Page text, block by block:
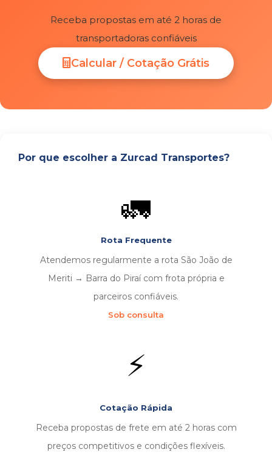
Receba propostas em até 2 horas de
transportadoras confiáveis
Calcular / Cotação Grátis
Por que escolher a Zurcad Transportes?
🚛
Rota Frequente
Atendemos regularmente a rota São João de
Meriti → Barra do Piraí com frota própria e
parceiros confiáveis.
Sob consulta
⚡
Cotação Rápida
Receba propostas de frete em até 2 horas com
preços competitivos e condições flexíveis.